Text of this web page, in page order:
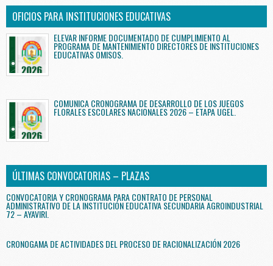
OFICIOS PARA INSTITUCIONES EDUCATIVAS
ELEVAR INFORME DOCUMENTADO DE CUMPLIMIENTO AL
PROGRAMA DE MANTENIMIENTO DIRECTORES DE INSTITUCIONES
EDUCATIVAS OMISOS.
COMUNICA CRONOGRAMA DE DESARROLLO DE LOS JUEGOS
FLORALES ESCOLARES NACIONALES 2026 – ETAPA UGEL.
ÚLTIMAS CONVOCATORIAS – PLAZAS
CONVOCATORIA Y CRONOGRAMA PARA CONTRATO DE PERSONAL
ADMINISTRATIVO DE LA INSTITUCIÓN EDUCATIVA SECUNDARIA AGROINDUSTRIAL
72 – AYAVIRI.
CRONOGAMA DE ACTIVIDADES DEL PROCESO DE RACIONALIZACIÓN 2026